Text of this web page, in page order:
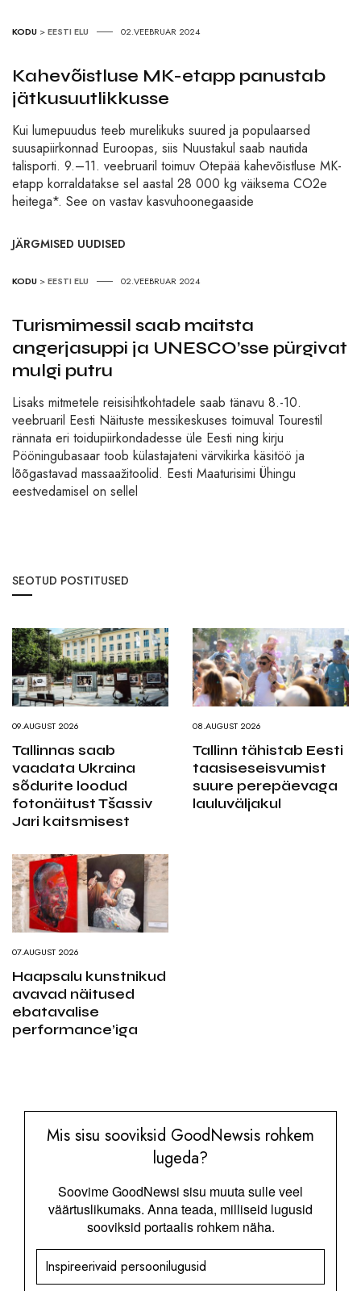
KODU >EESTI ELU 02.VEEBRUAR 2024
Kahevõistluse MK-etapp panustab
jätkusuutlikkusse
Kui lumepuudus teeb murelikuks suured ja populaarsed
suusapiirkonnad Euroopas, siis Nuustakul saab nautida
talisporti. 9.–11. veebruaril toimuv Otepää kahevõistluse MK-
etapp korraldatakse sel aastal 28 000 kg väiksema CO2e
heitega*. See on vastav kasvuhoonegaaside
JÄRGMISED UUDISED
KODU >EESTI ELU 02.VEEBRUAR 2024
Turismimessil saab maitsta
angerjasuppi ja UNESCO’sse pürgivat
mulgi putru
Lisaks mitmetele reisisihtkohtadele saab tänavu 8.-10.
veebruaril Eesti Näituste messikeskuses toimuval Tourestil
rännata eri toidupiirkondadesse üle Eesti ning kirju
Pööningubasaar toob külastajateni värvikirka käsitöö ja
lõõgastavad massaažitoolid. Eesti Maaturisimi Ühingu
eestvedamisel on sellel
SEOTUD POSTITUSED
09.AUGUST 2026
Tallinnas saab
vaadata Ukraina
sõdurite loodud
fotonäitust Tšassiv
Jari kaitsmisest
08.AUGUST 2026
Tallinn tähistab Eesti
taasiseseisvumist
suure perepäevaga
lauluväljakul
07.AUGUST 2026
Haapsalu kunstnikud
avavad näitused
ebatavalise
performance’iga
Mis sisu sooviksid GoodNewsis rohkem
lugeda?
Soovime GoodNewsi sisu muuta sulle veel
väärtuslikumaks. Anna teada, milliseid lugusid
sooviksid portaalis rohkem näha.
Inspireerivaid persoonilugusid